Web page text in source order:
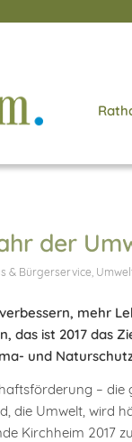
der
& Bürgerservice,
mehr
das ist 2017 das
und
–
die Umwelt, wird
Kirchheim 2017